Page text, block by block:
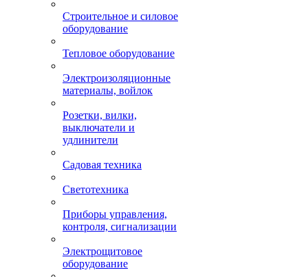
Строительное и силовое
оборудование
Тепловое оборудование
Электроизоляционные
материалы, войлок
Розетки, вилки,
выключатели и
удлинители
Садовая техника
Светотехника
Приборы управления,
контроля, сигнализации
Электрощитовое
оборудование